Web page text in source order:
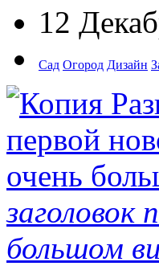
12
Сад Огород Дизайн
заголовок
большом